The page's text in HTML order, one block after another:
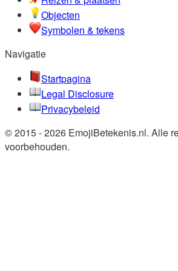
Objecten
Symbolen & tekens
Navigatie
Startpagina
Legal Disclosure
Privacybeleid
© 2015 - 2026 EmojiBetekenis.nl. Alle
voorbehouden.